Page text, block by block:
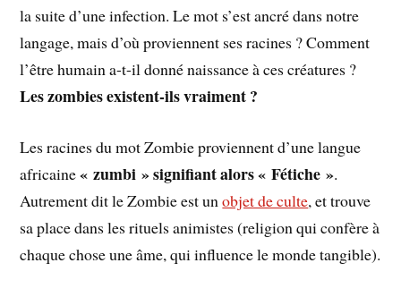
la suite d’une infection. Le mot s’est ancré dans notre
langage, mais d’où proviennent ses racines ? Comment
l’être humain a-t-il donné naissance à ces créatures ?
Les zombies existent-ils vraiment ?
Les racines du mot Zombie proviennent d’une langue
africaine« zumbi » signifiant alors « Fétiche ».
Autrement dit le Zombie est unobjet de culte, et trouve
sa place dans les rituels animistes (religion qui confère à
chaque chose une âme, qui influence le monde tangible).